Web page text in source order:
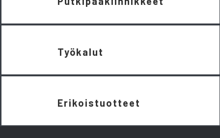
Työkalut
Erikoistuotteet